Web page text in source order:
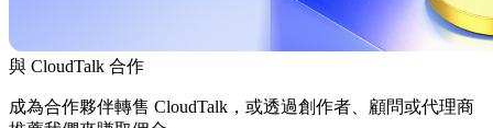
與 CloudTalk 合作
成為合作夥伴轉售 CloudTalk，或透過創作者、顧問或代理商